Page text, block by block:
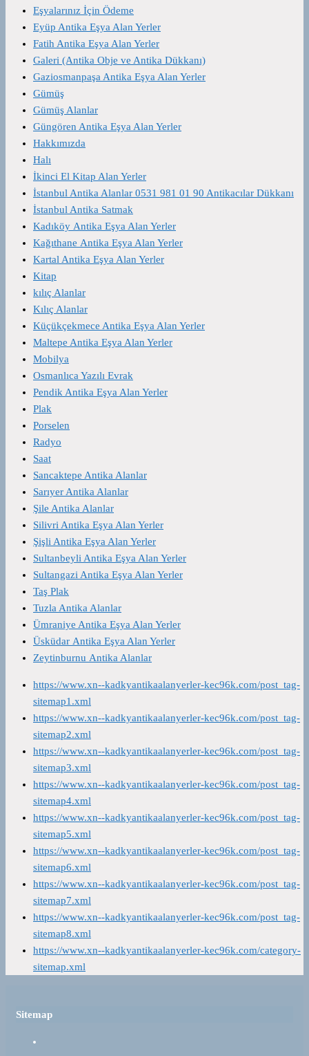
Eşyalarınız İçin Ödeme
Eyüp Antika Eşya Alan Yerler
Fatih Antika Eşya Alan Yerler
Galeri (Antika Obje ve Antika Dükkanı)
Gaziosmanpaşa Antika Eşya Alan Yerler
Gümüş
Gümüş Alanlar
Güngören Antika Eşya Alan Yerler
Hakkımızda
Halı
İkinci El Kitap Alan Yerler
İstanbul Antika Alanlar 0531 981 01 90 Antikacılar Dükkanı
İstanbul Antika Satmak
Kadıköy Antika Eşya Alan Yerler
Kağıthane Antika Eşya Alan Yerler
Kartal Antika Eşya Alan Yerler
Kitap
kılıç Alanlar
Kılıç Alanlar
Küçükçekmece Antika Eşya Alan Yerler
Maltepe Antika Eşya Alan Yerler
Mobilya
Osmanlıca Yazılı Evrak
Pendik Antika Eşya Alan Yerler
Plak
Porselen
Radyo
Saat
Sancaktepe Antika Alanlar
Sarıyer Antika Alanlar
Şile Antika Alanlar
Silivri Antika Eşya Alan Yerler
Şişli Antika Eşya Alan Yerler
Sultanbeyli Antika Eşya Alan Yerler
Sultangazi Antika Eşya Alan Yerler
Taş Plak
Tuzla Antika Alanlar
Ümraniye Antika Eşya Alan Yerler
Üsküdar Antika Eşya Alan Yerler
Zeytinburnu Antika Alanlar
https://www.xn--kadkyantikaalanyerler-kec96k.com/post_tag-
sitemap1.xml
https://www.xn--kadkyantikaalanyerler-kec96k.com/post_tag-
sitemap2.xml
https://www.xn--kadkyantikaalanyerler-kec96k.com/post_tag-
sitemap3.xml
https://www.xn--kadkyantikaalanyerler-kec96k.com/post_tag-
sitemap4.xml
https://www.xn--kadkyantikaalanyerler-kec96k.com/post_tag-
sitemap5.xml
https://www.xn--kadkyantikaalanyerler-kec96k.com/post_tag-
sitemap6.xml
https://www.xn--kadkyantikaalanyerler-kec96k.com/post_tag-
sitemap7.xml
https://www.xn--kadkyantikaalanyerler-kec96k.com/post_tag-
sitemap8.xml
https://www.xn--kadkyantikaalanyerler-kec96k.com/category-
sitemap.xml
Sitemap